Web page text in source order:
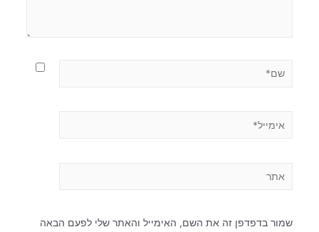
שמור בדפדפן זה את השם, האימייל והאתר שלי לפעם הבאה